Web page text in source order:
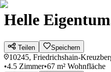
Helle
Teilen Speichern
10245, Friedrichshain-
•4.5 Zimmer•67 m² Wohnfläche